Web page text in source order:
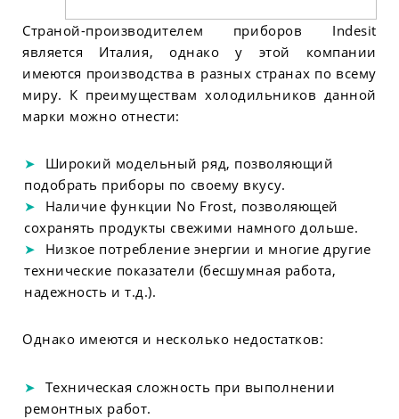
Страной-производителем приборов Indesit
является Италия, однако у этой компании
имеются производства в разных странах по всему
миру. К преимуществам холодильников данной
марки можно отнести:
Широкий модельный ряд, позволяющий
подобрать приборы по своему вкусу.
Наличие функции No Frost, позволяющей
сохранять продукты свежими намного дольше.
Низкое потребление энергии и многие другие
технические показатели (бесшумная работа,
надежность и т.д.).
Однако имеются и несколько недостатков:
Техническая сложность при выполнении
ремонтных работ.